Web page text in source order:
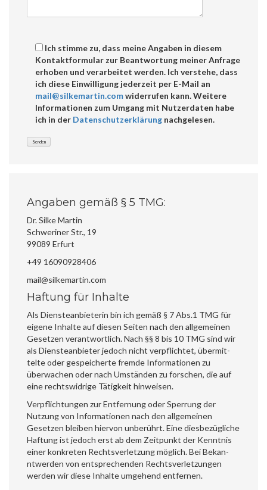
Ich stimme zu, dass meine Angaben in diesem
Kontaktformular zur Beantwortung meiner Anfrage
erhoben und verarbeitet werden. Ich verstehe, dass
ich diese Einwilligung jederzeit per E-Mail an
mail@silkemartin.comwiderrufen kann. Weitere
Informationen zum Umgang mit Nutzerdaten habe
ich in der Datenschutzerklärung nachgelesen.
Angaben gemäß § 5 TMG:
Dr. Silke Martin
Schw­er­iner Str., 19
99089 Erfurt
+49 16090928406
mail@silkemartin.com
Haftung für Inhalte
Als Dien­stean­bi­eterin bin ich gemäß § 7 Abs.1 TMG für
eigene Inhalte auf diesen Seit­en nach den all­ge­meinen
Geset­zen ver­ant­wortlich. Nach §§ 8 bis 10 TMG sind wir
als Dien­stean­bi­eter jedoch nicht verpflichtet, über­mit­
telte oder gespe­icherte fremde Infor­ma­tio­nen zu
überwachen oder nach Umstän­den zu forschen, die auf
eine rechtswidrige Tätigkeit hinweisen.
Verpflich­tun­gen zur Ent­fer­nung oder Sper­rung der
Nutzung von Infor­ma­tio­nen nach den all­ge­meinen
Geset­zen bleiben hier­von unberührt. Eine dies­bezügliche
Haf­tung ist jedoch erst ab dem Zeit­punkt der Ken­nt­nis
ein­er konkreten Rechtsver­let­zung möglich. Bei Bekan­
ntwer­den von entsprechen­den Rechtsver­let­zun­gen
wer­den wir diese Inhalte umge­hend entfernen.